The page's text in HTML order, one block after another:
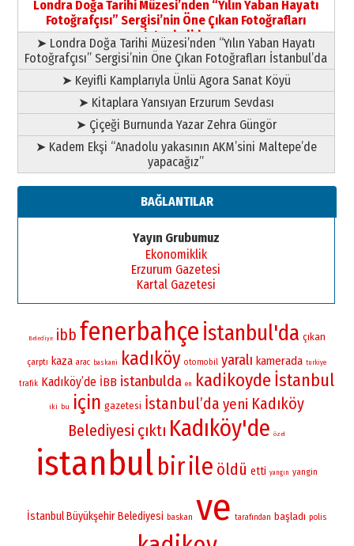
yazar
11 Mayıs 2026 Pazartesi
Londra Doğa Tarihi Müzesi’nden “Yılın Yaban Hayatı
Fotoğrafçısı” Sergisi’nin Öne Çıkan Fotoğrafları
İstanbul’da
➤ Londra Doğa Tarihi Müzesi’nden “Yılın Yaban Hayatı
Fotoğrafçısı” Sergisi’nin Öne Çıkan Fotoğrafları İstanbul’da
➤ Keyifli Kamplarıyla Ünlü Agora Sanat Köyü
➤ Kitaplara Yansıyan Erzurum Sevdası
➤ Çiçeği Burnunda Yazar Zehra Güngör
➤ Kadem Ekşi “Anadolu yakasının AKM’sini Maltepe’de
yapacağız”
BAĞLANTILAR
Yayın Grubumuz
Ekonomiklik
Erzurum Gazetesi
Kartal Gazetesi
Belediye ibb fenerbahçe İstanbul'da çıkan
çarptı kaza arac baskani kadıköy otomobil yaralı kamerada turkiye
trafik Kadıköy’de İBB istanbulda en kadikoydeİstanbul
iki bu için gazetesi İstanbul’da yeni Kadıköy
Belediyesi çıktı Kadıköy'de özel
istanbulbirile öldü etti yangın yangin
İstanbul Büyükşehir Belediyesi baskan ve tarafından başladı polis